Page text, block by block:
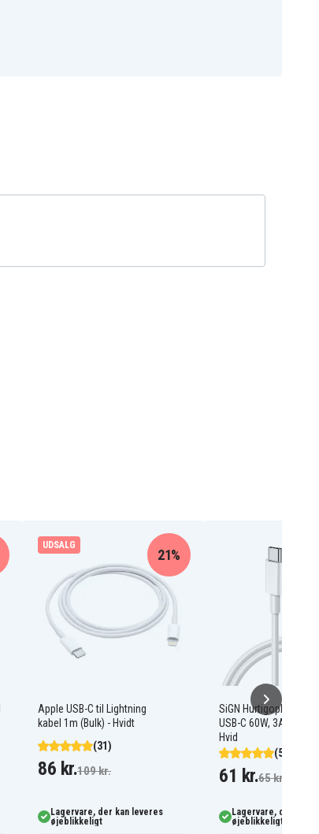
UDSALG
Apple USB-C til Lightning
kabel 1m (Bulk) - Hvidt
(31)
21%
86 kr.109 kr.
Lagervare, der kan leveres
øjeblikkeligt
SiGN
USB-C 60W, 3A, 1m
Hvid
(504)
61 kr.65 kr.
Lagervare, der kan
øjeblikkeligt